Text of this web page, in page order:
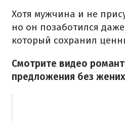
Хотя мужчина и не
но он позаботился
который сохранил
Смотрите видео
предложения без